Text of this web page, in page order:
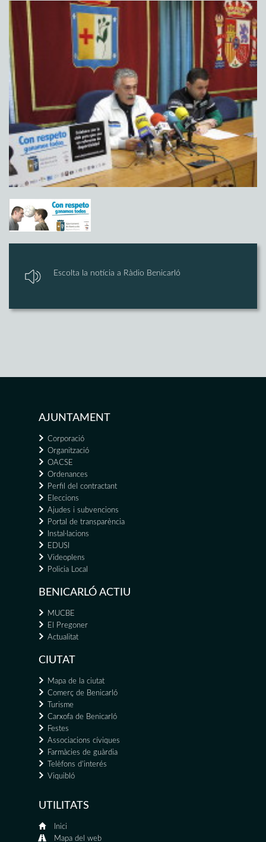
Escolta la notícia a Ràdio Benicarló
AJUNTAMENT
Corporació
Organització
OACSE
Ordenances
Perfil del contractant
Eleccions
Ajudes i subvencions
Portal de transparència
Instal·lacions
EDUSI
Videoplens
Policia Local
BENICARLÓ ACTIU
MUCBE
El Pregoner
Actualitat
CIUTAT
Mapa de la ciutat
Comerç de Benicarló
Turisme
Carxofa de Benicarló
Festes
Associacions cíviques
Farmàcies de guàrdia
Telèfons d'interés
Viquibló
UTILITATS
Inici
Mapa del web